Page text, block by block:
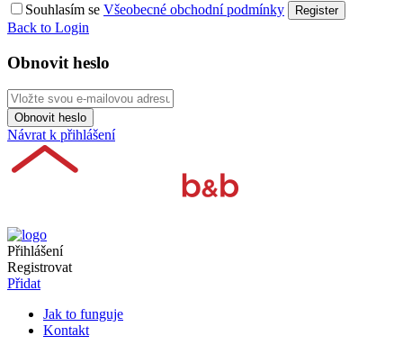
Souhlasím se Všeobecné obchodní podmínky Register
Back to Login
Obnovit heslo
Obnovit heslo
Návrat k přihlášení
Přihlášení
Registrovat
Přidat
Jak to funguje
Kontakt